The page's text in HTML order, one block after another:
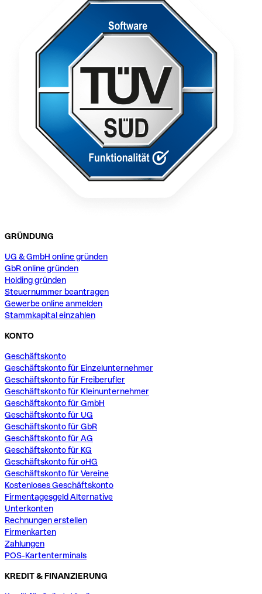
GRÜNDUNG
UG & GmbH online gründen
GbR online gründen
Holding gründen
Steuernummer beantragen
Gewerbe online anmelden
Stammkapital einzahlen
KONTO
Geschäftskonto
Geschäftskonto für Einzelunternehmer
Geschäftskonto für Freiberufler
Geschäftskonto für Kleinunternehmer
Geschäftskonto für GmbH
Geschäftskonto für UG
Geschäftskonto für GbR
Geschäftskonto für AG
Geschäftskonto für KG
Geschäftskonto für oHG
Geschäftskonto für Vereine
Kostenloses Geschäftskonto
Firmentagesgeld Alternative
Unterkonten
Rechnungen erstellen
Firmenkarten
Zahlungen
POS-Kartenterminals
KREDIT & FINANZIERUNG